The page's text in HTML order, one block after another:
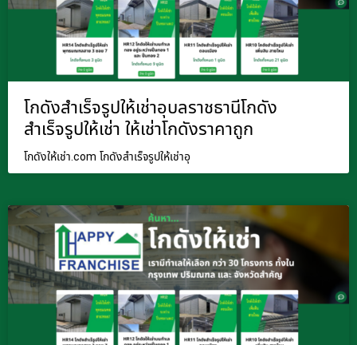
โกดังสำเร็จรูปให้เช่าอุบลราชธานีโกดัง
สำเร็จรูปให้เช่า ให้เช่าโกดังราคาถูก
โกดังให้เช่า.com โกดังสำเร็จรูปให้เช่าอุ